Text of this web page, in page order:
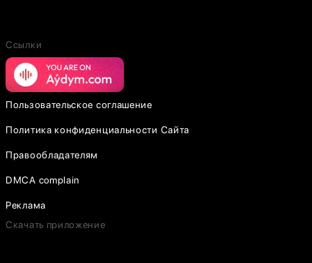
Ссылки
Пользовательское соглашение
Политика конфиденциальности Сайта
Правообладателям
DMCA complain
Реклама
Скачать приложение